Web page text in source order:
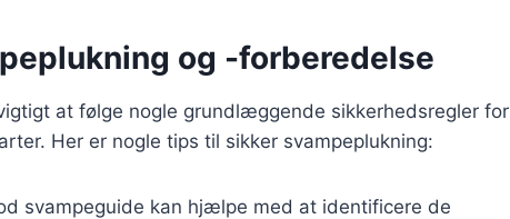
og -forberedelse
at følge nogle grundlæggende sikkerhedsregler for
Her er nogle tips til sikker svampeplukning:
svampeguide kan hjælpe med at identificere de